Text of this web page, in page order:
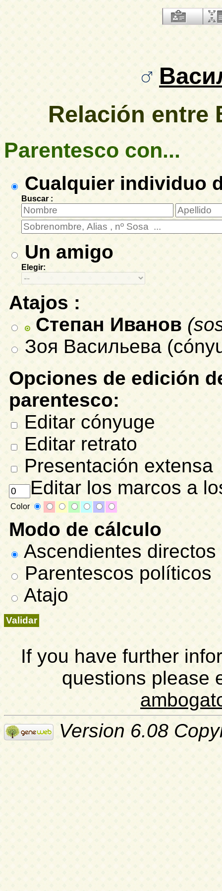
Relación
Parentesco con...
Cualquier individuo
Buscar :
Un amigo
Elegir:
Atajos :
Степан Иванов
Зоя Васильева
Opciones de edición
parentesco:
Editar cónyuge
Editar retrato
Presentación extensa
Editar los marcos a
Color
Modo de cálculo
Ascendientes directos
Parentescos políticos
Atajo
If you have further
questions please
Version 6.08